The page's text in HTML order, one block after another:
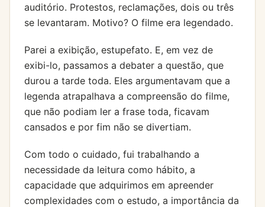
auditório. Protestos, reclamações, dois ou três
se levantaram. Motivo? O filme era legendado.
Parei a exibição, estupefato. E, em vez de
exibi-lo, passamos a debater a questão, que
durou a tarde toda. Eles argumentavam que a
legenda atrapalhava a compreensão do filme,
que não podiam ler a frase toda, ficavam
cansados e por fim não se divertiam.
Com todo o cuidado, fui trabalhando a
necessidade da leitura como hábito, a
capacidade que adquirimos em apreender
complexidades com o estudo, a importância da